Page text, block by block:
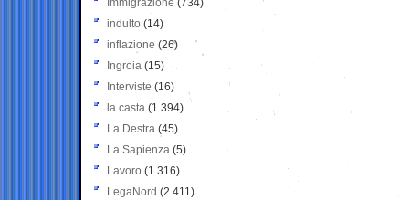
Immigrazione (734)
indulto (14)
inflazione (26)
Ingroia (15)
Interviste (16)
la casta (1.394)
La Destra (45)
La Sapienza (5)
Lavoro (1.316)
LegaNord (2.411)